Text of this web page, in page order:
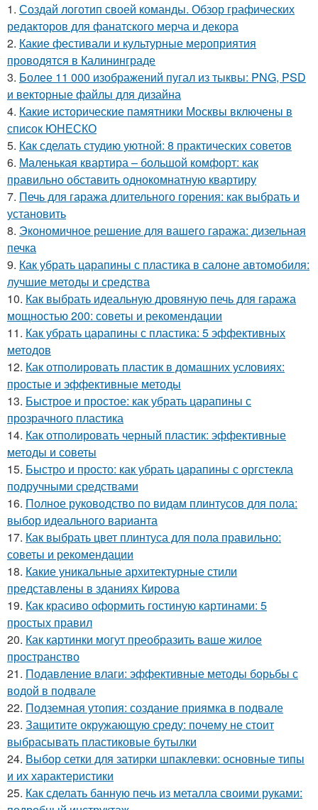
1. Создай логотип своей команды. Обзор графических
редакторов для фанатского мерча и декора
2. Какие фестивали и культурные мероприятия
проводятся в Калининграде
3. Более 11 000 изображений пугал из тыквы: PNG, PSD
и векторные файлы для дизайна
4. Какие исторические памятники Москвы включены в
список ЮНЕСКО
5. Как сделать студию уютной: 8 практических советов
6. Маленькая квартира – большой комфорт: как
правильно обставить однокомнатную квартиру
7. Печь для гаража длительного горения: как выбрать и
установить
8. Экономичное решение для вашего гаража: дизельная
печка
9. Как убрать царапины с пластика в салоне автомобиля:
лучшие методы и средства
10. Как выбрать идеальную дровяную печь для гаража
мощностью 200: советы и рекомендации
11. Как убрать царапины с пластика: 5 эффективных
методов
12. Как отполировать пластик в домашних условиях:
простые и эффективные методы
13. Быстрое и простое: как убрать царапины с
прозрачного пластика
14. Как отполировать черный пластик: эффективные
методы и советы
15. Быстро и просто: как убрать царапины с оргстекла
подручными средствами
16. Полное руководство по видам плинтусов для пола:
выбор идеального варианта
17. Как выбрать цвет плинтуса для пола правильно:
советы и рекомендации
18. Какие уникальные архитектурные стили
представлены в зданиях Кирова
19. Как красиво оформить гостиную картинами: 5
простых правил
20. Как картинки могут преобразить ваше жилое
пространство
21. Подавление влаги: эффективные методы борьбы с
водой в подвале
22. Подземная утопия: создание приямка в подвале
23. Защитите окружающую среду: почему не стоит
выбрасывать пластиковые бутылки
24. Выбор сетки для затирки шпаклевки: основные типы
и их характеристики
25. Как сделать банную печь из металла своими руками: